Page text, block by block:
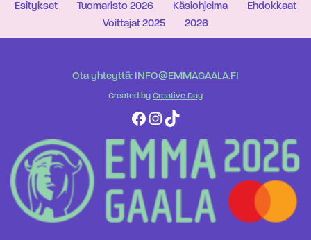
Esitykset
Tuomaristo 2026 Käsiohjelma
Ehdokkaat
Voittajat 2025
2026
Ota yhteyttä: INFO@EMMAGAALA.FI
Created by Creative Day